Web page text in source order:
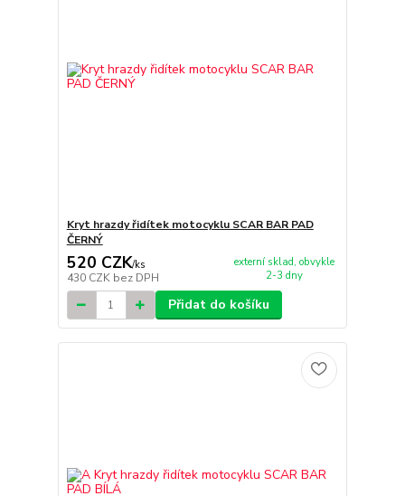
Kryt hrazdy řidítek motocyklu SCAR BAR PAD
ČERNÝ
520 CZK/ks
430 CZK bez DPH
externí sklad, obvykle
2-3 dny
Přidat do košíku